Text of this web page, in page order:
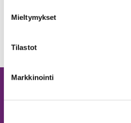
Mieltymykset
Tilastot
Markkinointi